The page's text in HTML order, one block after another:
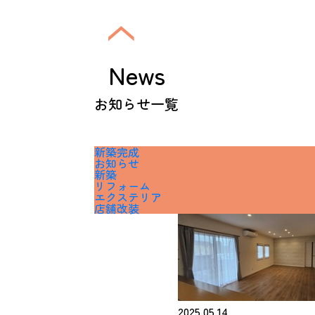
お知らせ一覧
News
新築完成
お知らせ
新築
リフォーム
エクステリア
店舗改装
2025.05.14